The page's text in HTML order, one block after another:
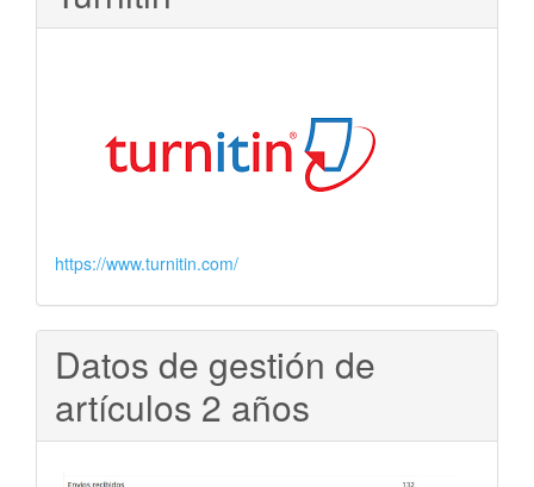
https://www.turnitin.com/
Datos de gestión de
artículos 2 años